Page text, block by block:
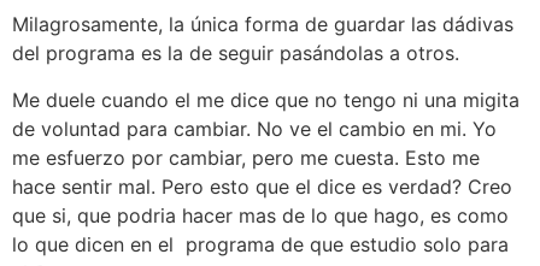
Milagrosamente, la única forma de guardar las dádivas
del programa es la de seguir pasándolas a otros.
Me duele cuando el me dice que no tengo ni una migita
de voluntad para cambiar. No ve el cambio en mi. Yo
me esfuerzo por cambiar, pero me cuesta. Esto me
hace sentir mal. Pero esto que el dice es verdad? Creo
que si, que podria hacer mas de lo que hago, es como
lo que dicen en el programa de que estudio solo para